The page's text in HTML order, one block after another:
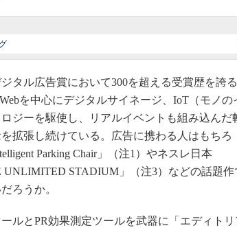
タル広告賞において300を超える受賞歴を誇る
を中心にデジタルサイネージ、IoT（モノの
ジーを駆使し、リアルイベントも組み込んだ
拡張し続けている。広告に携わる人はもちろ
Parking Chair」（注1）やネスレ日本
UNLIMITED STADIUM」（注3）などの話題作
ろうか。
ルとPR効果測定ツールを武器に「エディトリ